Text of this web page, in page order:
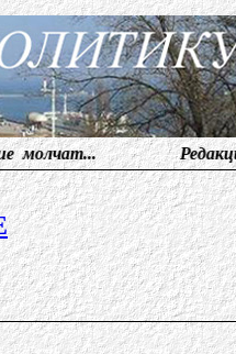
Редакция принимает